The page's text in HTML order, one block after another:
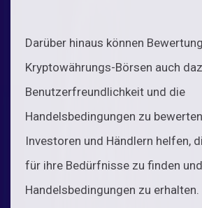
Darüber hinaus können
Kryptowährungs-Börsen auch
Benutzerfreundlichkeit und die
Handelsbedingungen zu
Investoren und Händlern helfen,
für ihre Bedürfnisse zu finden
Handelsbedingungen zu erhalten.